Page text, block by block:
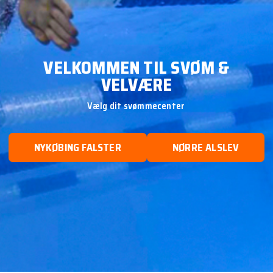
VELKOMMEN TIL SVØM &
VELVÆRE
Vælg dit svømmecenter
NYKØBING FALSTER NØRRE ALSLEV